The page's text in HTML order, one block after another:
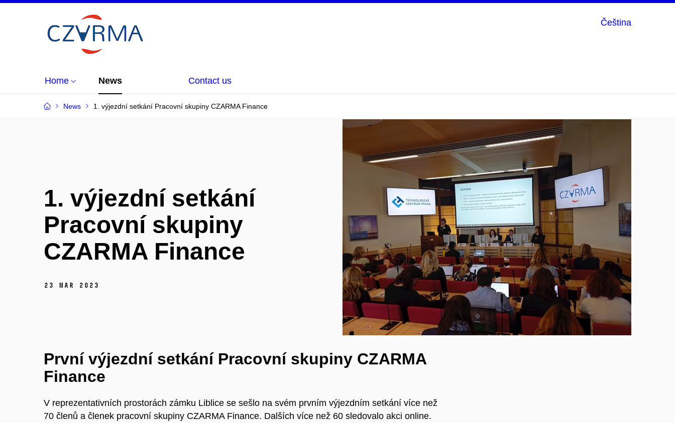
Čeština
Home News Contact us
News 1. výjezdní setkání Pracovní skupiny CZARMA Finance
1. výjezdní setkání
Pracovní skupiny
CZARMA Finance
23 Mar 2023
První výjezdní setkání Pracovní skupiny CZARMA
Finance
V reprezentativních prostorách zámku Liblice se sešlo na svém prvním výjezdním setkání více než
70 členů a členek pracovní skupiny CZARMA Finance. Dalších více než 60 sledovalo akci online.